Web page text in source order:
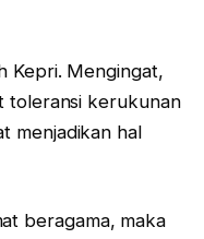
Kepri. Mengingat,
toleransi kerukunan
menjadikan hal
beragama, maka